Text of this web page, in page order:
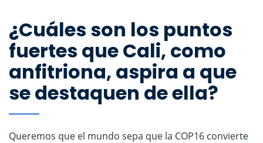
¿Cuáles son los puntos
fuertes que Cali, como
anfitriona, aspira a que
se destaquen de ella?
Queremos que el mundo sepa que la COP16 convierte